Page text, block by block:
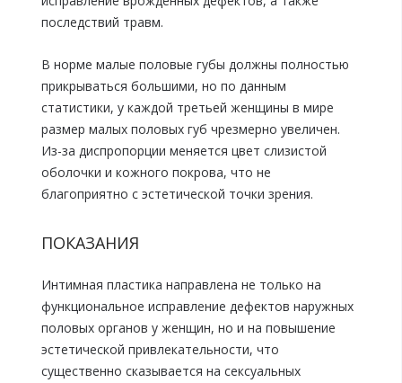
последствий травм.
В норме малые половые губы должны полностью
прикрываться большими, но по данным
статистики, у каждой третьей женщины в мире
размер малых половых губ чрезмерно увеличен.
Из-за диспропорции меняется цвет слизистой
оболочки и кожного покрова, что не
благоприятно с эстетической точки зрения.
ПОКАЗАНИЯ
Интимная пластика направлена не только на
функциональное исправление дефектов наружных
половых органов у женщин, но и на повышение
эстетической привлекательности, что
существенно сказывается на сексуальных